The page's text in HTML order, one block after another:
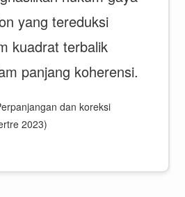
yang tereduksi
kuadrat terbalik
panjang koherensi.
dan koreksi
2023)